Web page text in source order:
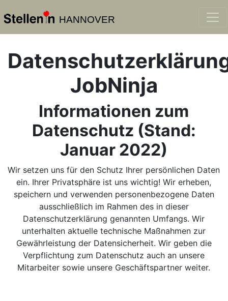
HANNOVER
JobNinja
Informationen zum
Datenschutz (Stand:
Januar 2022)
Wir setzen uns für den Schutz Ihrer persönlichen Daten
ein. Ihrer Privatsphäre ist uns wichtig! Wir erheben,
speichern und verwenden personenbezogene Daten
ausschließlich im Rahmen des in dieser
Datenschutzerklärung genannten Umfangs. Wir
unterhalten aktuelle technische Maßnahmen zur
Gewährleistung der Datensicherheit. Wir geben die
Verpflichtung zum Datenschutz auch an unsere
Mitarbeiter sowie unsere Geschäftspartner weiter.